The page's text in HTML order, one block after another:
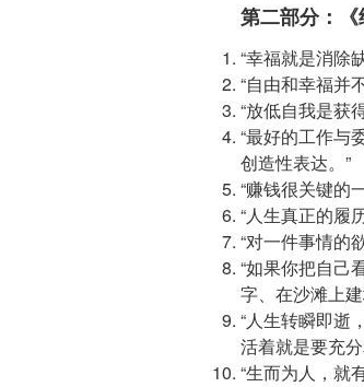
第二部分：
“幸福就是消除
“自由和幸福并
“放低自我是获
“最好的工作与
创造性表达。”
“赚钱很关键的
“人生真正的履
“对一件事情的
“如果你把自己
字、在沙滩上
“人生转瞬即逝
活着就是要充
“生而为人，就